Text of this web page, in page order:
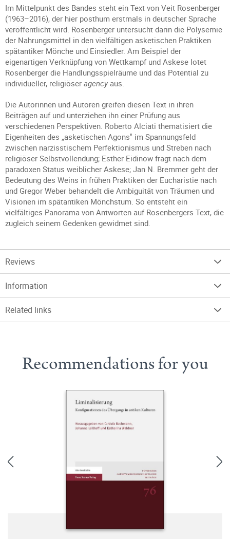
Im Mittelpunkt des Bandes steht ein Text von Veit Rosenberger
(1963–2016), der hier posthum erstmals in deutscher Sprache
veröffentlicht wird. Rosenberger untersucht darin die Polysemie
der Nahrungsmittel in den vielfältigen asketischen Praktiken
spätantiker Mönche und Einsiedler. Am Beispiel der
eigenartigen Verknüpfung von Wettkampf und Askese lotet
Rosenberger die Handlungsspielräume und das Potential zu
individueller, religiöser agency aus.
Die Autorinnen und Autoren greifen diesen Text in ihren
Beiträgen auf und unterziehen ihn einer Prüfung aus
verschiedenen Perspektiven. Roberto Alciati thematisiert die
Eigenheiten des „asketischen Agons" im Spannungsfeld
zwischen narzisstischem Perfektionismus und Streben nach
religiöser Selbstvollendung; Esther Eidinow fragt nach dem
paradoxen Status weiblicher Askese; Jan N. Bremmer geht der
Bedeutung des Weins in frühen Praktiken der Eucharistie nach
und Gregor Weber behandelt die Ambiguität von Träumen und
Visionen im spätantiken Mönchstum. So entsteht ein
vielfältiges Panorama von Antworten auf Rosenbergers Text, die
zugleich seinem Gedenken gewidmet sind.
Reviews
Information
Related links
Recommendations for you